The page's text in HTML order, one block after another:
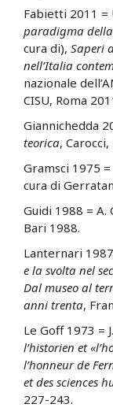
Fabietti 2011 =
paradigma
cura di), Saperi
nell’Italia
nazionale
CISU, Roma
Giannichedda
teorica,
Gramsci 1975 =
cura di
Guidi 1988 = A.
Bari 1988.
Lanternari
e la svolta nel
Dal museo al
anni trenta,
Le Goff 1973 =
l’historien et
l’honneur de
et des sciences
227-243.